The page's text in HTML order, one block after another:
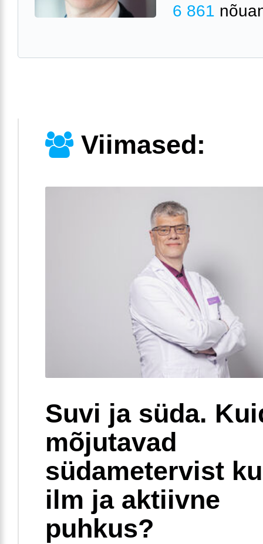
6 861
Viimased:
Suvi ja süda.
mõjutavad
südametervist
ilm ja aktiivne
puhkus?